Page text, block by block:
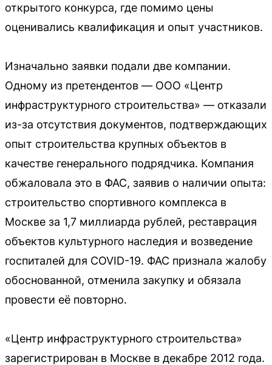
открытого конкурса, где помимо цены
оценивались квалификация и опыт участников.
Изначально заявки подали две компании.
Одному из претендентов — ООО «Центр
инфраструктурного строительства» — отказали
из-за отсутствия документов, подтверждающих
опыт строительства крупных объектов в
качестве генерального подрядчика. Компания
обжаловала это в ФАС, заявив о наличии опыта:
строительство спортивного комплекса в
Москве за 1,7 миллиарда рублей, реставрация
объектов культурного наследия и возведение
госпиталей для COVID-19. ФАС признала жалобу
обоснованной, отменила закупку и обязала
провести её повторно.
«Центр инфраструктурного строительства»
зарегистрирован в Москве в декабре 2012 года.